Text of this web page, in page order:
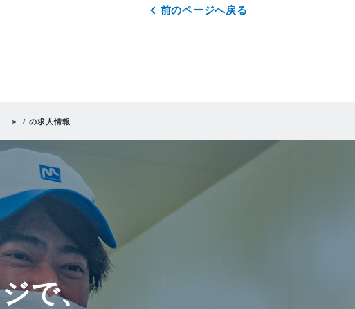
前のページへ戻る
/ の求人情報
で、